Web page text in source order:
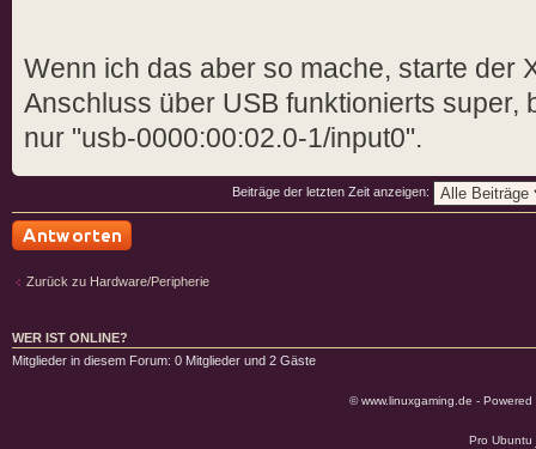
Wenn ich das aber so mache, starte der
Anschluss über USB funktionierts super,
nur "usb-0000:00:02.0-1/input0".
Beiträge der letzten Zeit anzeigen:
Zurück zu Hardware/Peripherie
WER IST ONLINE?
Mitglieder in diesem Forum: 0 Mitglieder und 2 Gäste
© www.linuxgaming.de -
Pro